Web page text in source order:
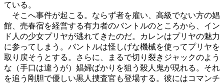
ている。
そこへ事件が起こる。ならず者を雇い、高級でない方の娼
館、売春宿を経営する有力者のバントルのところから、イン
ド人の少女プリヤが逃れてきたのだ。カレンはプリヤの魅力
に参ってしまう。バントルは怪しげな機械を使ってプリヤを
取り戻そうとする。さらに、まるで切り裂きジャックのよう
な（手口は違うが）娼婦ばかりを狙う殺人鬼が現れる。それ
を追う剛胆で優しい黒人捜査官も登場する。彼にはコマンチ